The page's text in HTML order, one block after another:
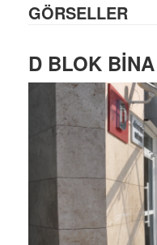
GÖRSELLER
D BLOK